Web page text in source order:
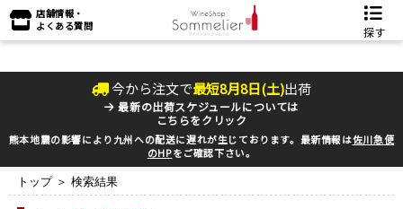
店舗情報・
よくある質問
探す
今から注文で最短8月8日(土)出荷
最新の出荷スケジュールについては
こちらをクリック
熊本地震の影響により九州への配送に遅れが生じております。最新情報は佐川急便
のHPをご確認下さい。
トップ ＞ 検索結果